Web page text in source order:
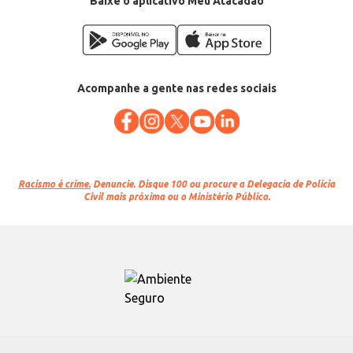
Acompanhe a gente nas redes sociais
Racismo é crime. Denuncie. Disque 100 ou procure a Delegacia de Polícia
Civil mais próxima ou o Ministério Público.